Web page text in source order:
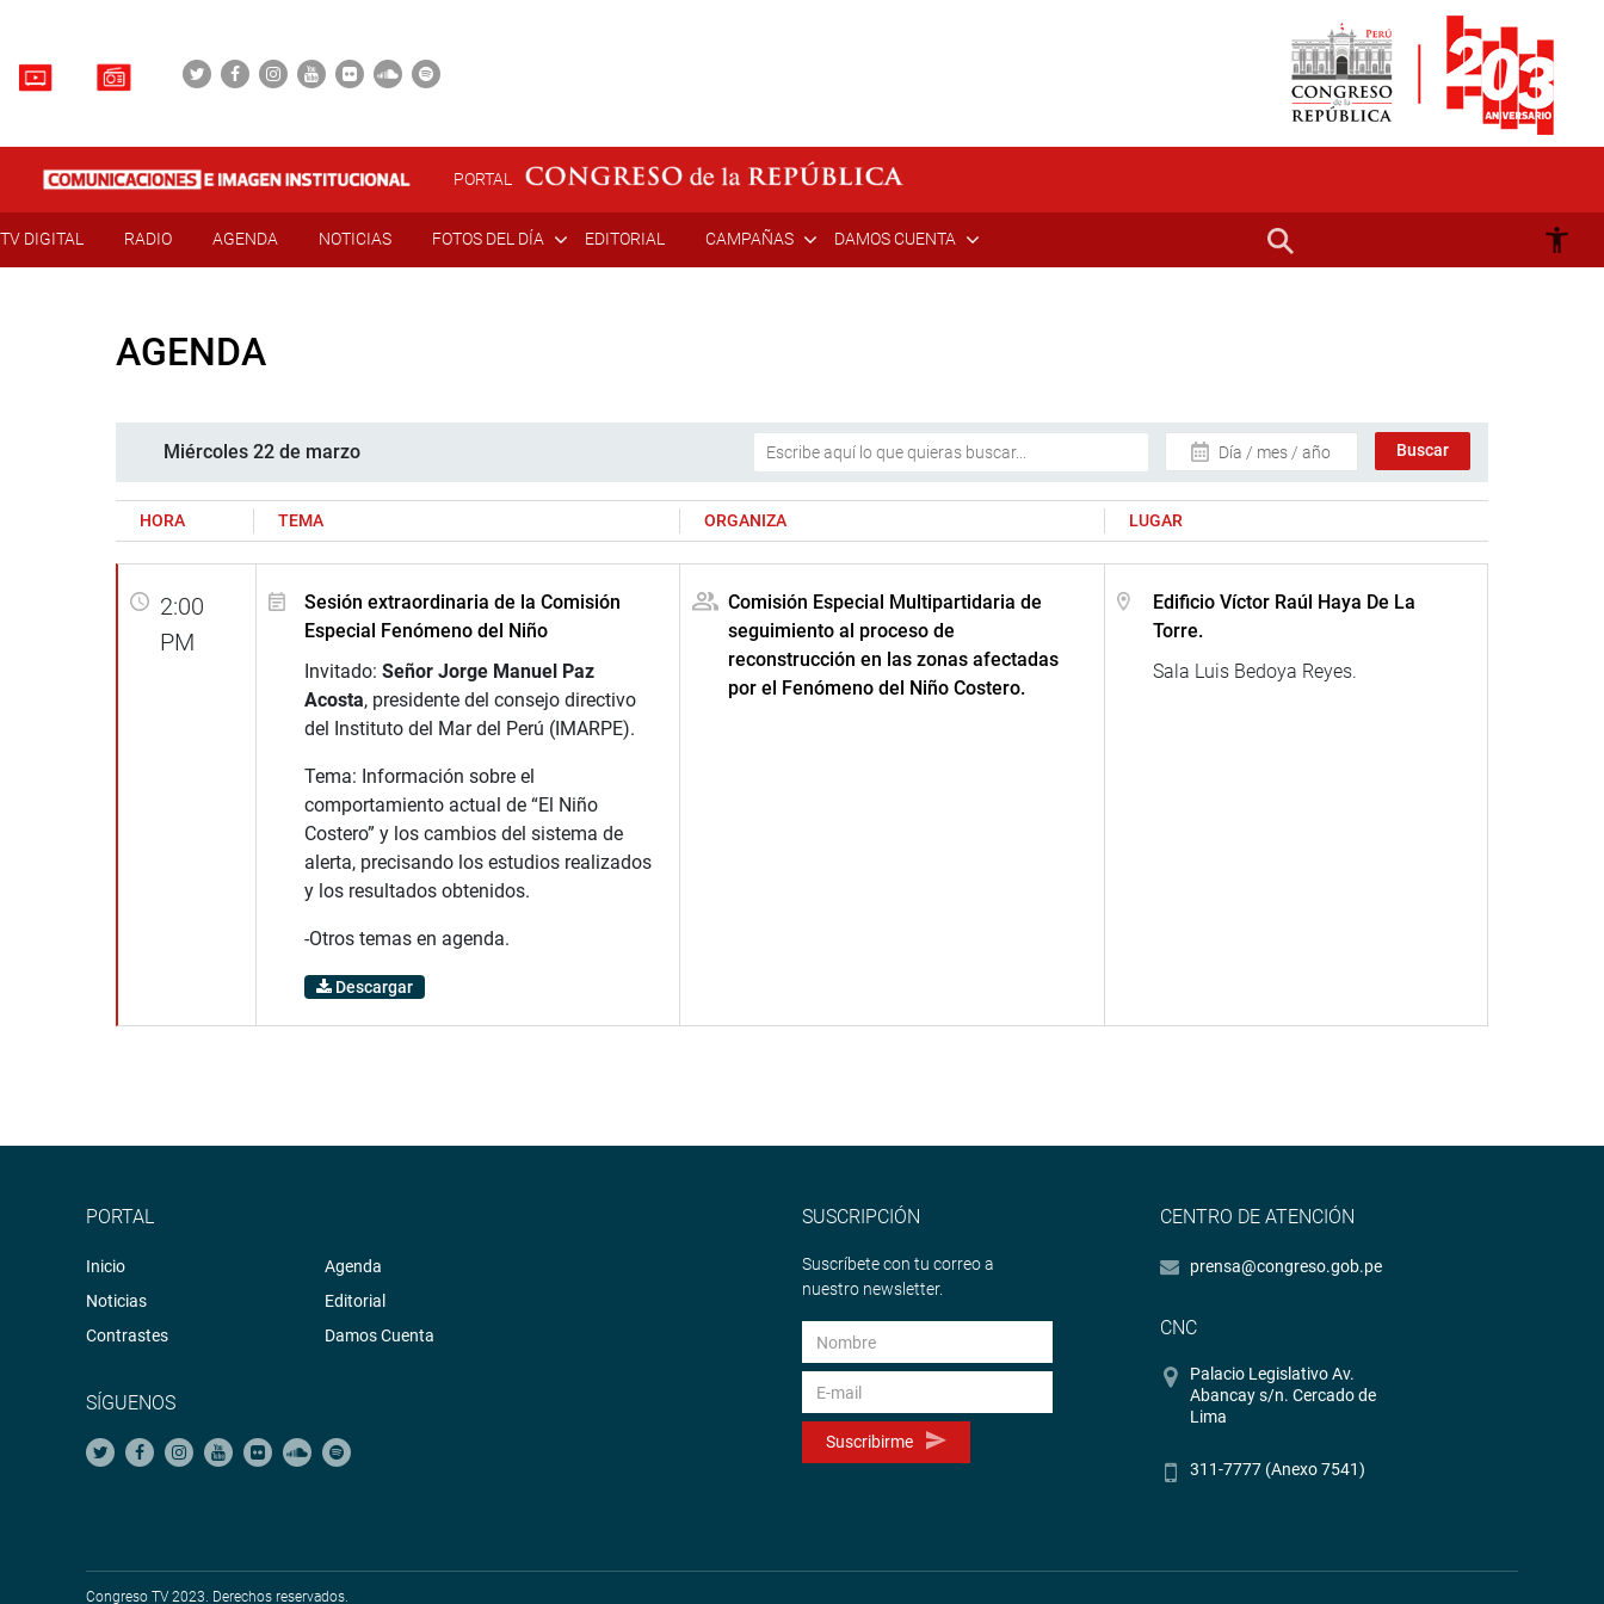
PORTAL
TV DIGITAL RADIO AGENDA NOTICIAS FOTOS DEL DÍA EDITORIAL CAMPAÑAS DAMOS CUENTA
AGENDA
Miércoles 22 de marzo Día / mes / año
HORA TEMA ORGANIZA LUGAR
2:00
PM
Sesión extraordinaria de la Comisión
Especial Fenómeno del Niño
Invitado: Señor Jorge Manuel Paz
Acosta, presidente del consejo directivo
del Instituto del Mar del Perú (IMARPE).
Tema: Información sobre el
comportamiento actual de “El Niño
Costero” y los cambios del sistema de
alerta, precisando los estudios realizados
y los resultados obtenidos.
-Otros temas en agenda.
Descargar
Comisión Especial Multipartidaria de
seguimiento al proceso de
reconstrucción en las zonas afectadas
por el Fenómeno del Niño Costero.
Edificio Víctor Raúl Haya De La
Torre.
Sala Luis Bedoya Reyes.
PORTAL
Inicio
Noticias
Contrastes
Agenda
Editorial
Damos Cuenta
SÍGUENOS
SUSCRIPCIÓN
Suscríbete con tu correo a
nuestro newsletter.
Suscribirme
CENTRO DE ATENCIÓN
prensa@congreso.gob.pe
CNC
Palacio Legislativo Av.
Abancay s/n. Cercado de
Lima
311-7777 (Anexo 7541)
Congreso TV 2023. Derechos reservados.